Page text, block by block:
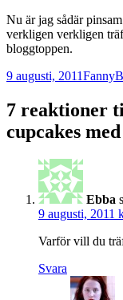
Nu är jag sådär
verkligen verkligen
bloggtoppen.
Postat
9 augusti, 2011Fanny
7 reaktioner
cupcakes
Ebba
9 augusti, 2011
Varför vill du
Svara